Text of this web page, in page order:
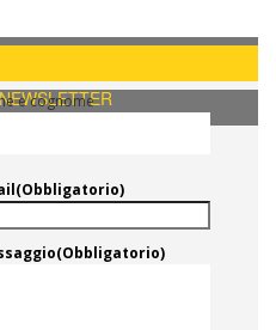
e cognome
(Obbligatorio)
(Obbligatorio)